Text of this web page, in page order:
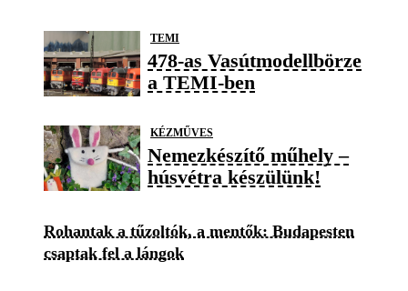
TEMI
478-as Vasútmodellbörze
a TEMI-ben
KÉZMŰVES
Nemezkészítő műhely –
húsvétra készülünk!
Rohantak a tűzoltók, a mentők: Budapesten
csaptak fel a lángok